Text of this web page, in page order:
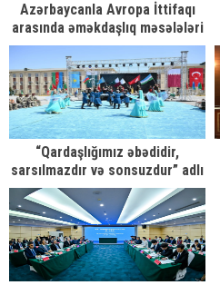
Azərbaycanla Avropa İttifaqı
arasında əməkdaşlıq məsələləri
müzakirə edilib
“Qardaşlığımız əbədidir,
sarsılmazdır və sonsuzdur” adlı
bədii proqram təqdim olunub